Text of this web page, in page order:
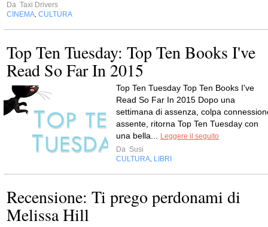
Da Taxi Drivers
CINEMA CULTURA
Top Ten Tuesday: Top Ten Books I've
Read So Far In 2015
Top Ten Tuesday Top Ten Books I've
Read So Far In 2015 Dopo una
settimana di assenza, colpa
assente, ritorna Top Ten Tuesday con
una bella...
Leggere il seguito
Da Susi
CULTURA LIBRI
Recensione: Ti prego perdonami di
Melissa Hill